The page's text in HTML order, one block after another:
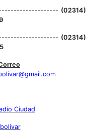
(02314)
(02314)
Ciudad